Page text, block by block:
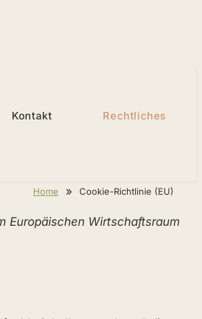
Kontakt Rechtliches
Home » Cookie-Richtlinie (EU)
Europäischen Wirtschaftsraum